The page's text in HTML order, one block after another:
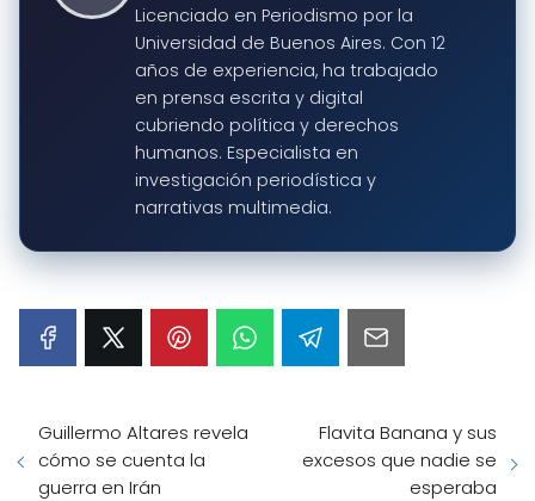
Licenciado en Periodismo por la
Universidad de Buenos Aires. Con 12
años de experiencia, ha trabajado
en prensa escrita y digital
cubriendo política y derechos
humanos. Especialista en
investigación periodística y
narrativas multimedia.
Guillermo Altares revela
cómo se cuenta la
guerra en Irán
Flavita Banana y sus
excesos que nadie se
esperaba